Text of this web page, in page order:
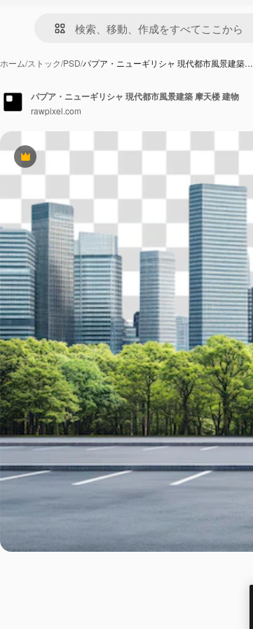
ホーム/ストック/PSD/パプア・ニューギリシャ 現代都市風景建築…
Premium
パプア・ニューギリシャ 現代都市風景建築 摩天楼 建物
rawpixel.com